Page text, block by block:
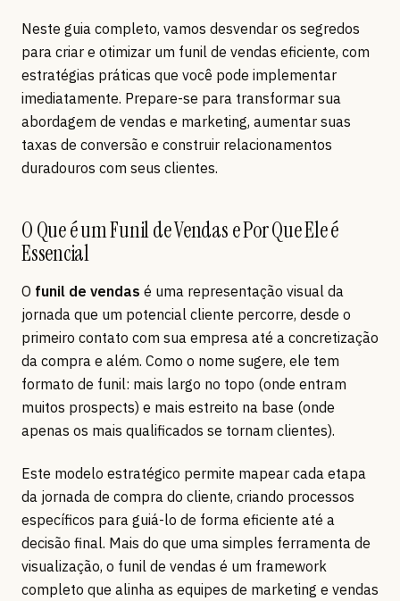
Neste guia completo, vamos desvendar os segredos
para criar e otimizar um funil de vendas eficiente, com
estratégias práticas que você pode implementar
imediatamente. Prepare-se para transformar sua
abordagem de vendas e marketing, aumentar suas
taxas de conversão e construir relacionamentos
duradouros com seus clientes.
O Que é um Funil de Vendas e Por Que Ele é
Essencial
O funil de vendas é uma representação visual da
jornada que um potencial cliente percorre, desde o
primeiro contato com sua empresa até a concretização
da compra e além. Como o nome sugere, ele tem
formato de funil: mais largo no topo (onde entram
muitos prospects) e mais estreito na base (onde
apenas os mais qualificados se tornam clientes).
Este modelo estratégico permite mapear cada etapa
da jornada de compra do cliente, criando processos
específicos para guiá-lo de forma eficiente até a
decisão final. Mais do que uma simples ferramenta de
visualização, o funil de vendas é um framework
completo que alinha as equipes de marketing e vendas